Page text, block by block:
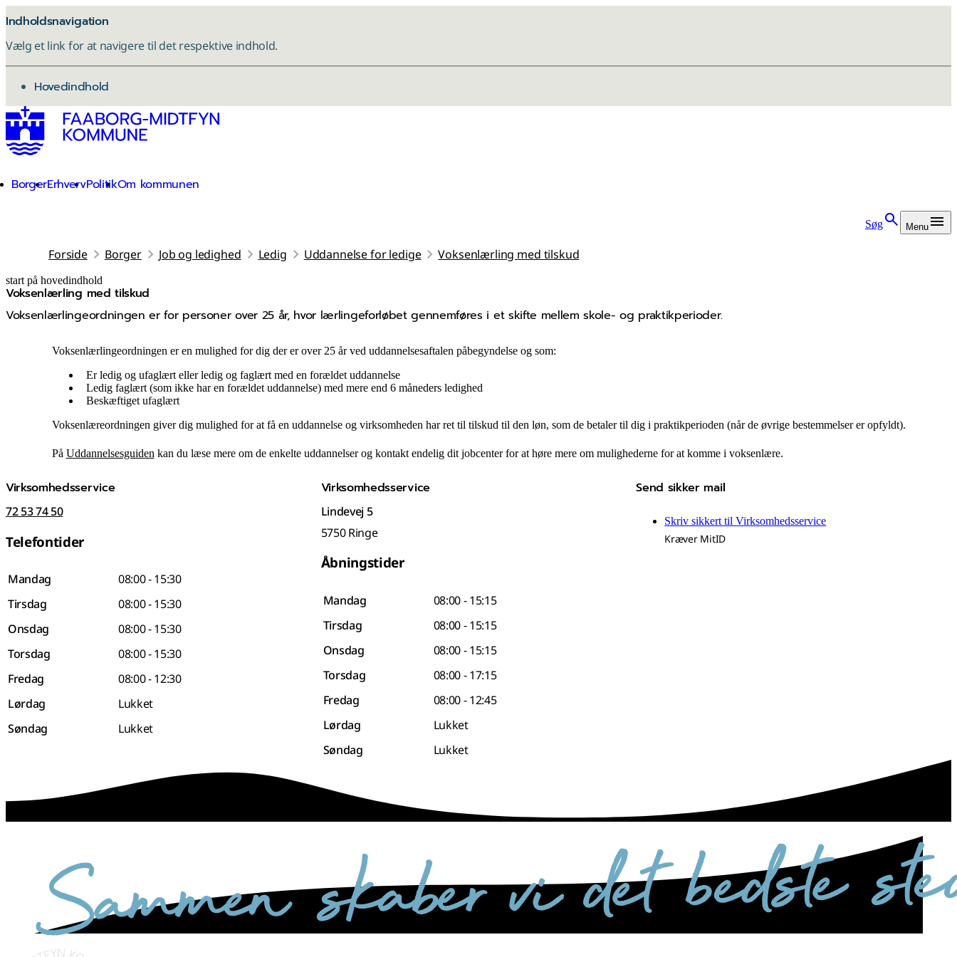
Indholdsnavigation
Vælg et link for at navigere til det respektive indhold.
gå til
Hovedindhold
BorgerErhvervPolitikOm kommunen
Søg Menu
Forside Borger Job og ledighed Ledig Uddannelse for ledige Voksenlærling med tilskud
start på hovedindhold
Voksenlærling med tilskud
Voksenlærlingeordningen er for personer over 25 år, hvor lærlingeforløbet gennemføres i et skifte mellem skole- og praktikperioder.
senest opdateret 13. januar 2026
Voksenlærlingeordningen er en mulighed for dig der er over 25 år ved uddannelsesaftalen påbegyndelse og som:
Er ledig og ufaglært eller ledig og faglært med en forældet uddannelse
Ledig faglært (som ikke har en forældet uddannelse) med mere end 6 måneders ledighed
Beskæftiget ufaglært
Voksenlæreordningen giver dig mulighed for at få en uddannelse og virksomheden har ret til tilskud til den løn, som de betaler til dig i praktikperioden (når de øvrige bestemmelser er opfyldt).
På Uddannelsesguiden kan du læse mere om de enkelte uddannelser og kontakt endelig dit jobcenter for at høre mere om mulighederne for at komme i voksenlære.
Virksomhedsservice
72 53 74 50
Telefontider
Mandag
08:00 - 15:30
Tirsdag
08:00 - 15:30
Onsdag
08:00 - 15:30
Torsdag
08:00 - 15:30
Fredag
08:00 - 12:30
Lørdag
Lukket
Søndag
Lukket
Virksomhedsservice
Lindevej 5
5750 Ringe
Åbningstider
Mandag
08:00 - 15:15
Tirsdag
08:00 - 15:15
Onsdag
08:00 - 15:15
Torsdag
08:00 - 17:15
Fredag
08:00 - 12:45
Lørdag
Lukket
Søndag
Lukket
Send sikker mail
Skriv sikkert til Virksomhedsservice
Kræver MitID